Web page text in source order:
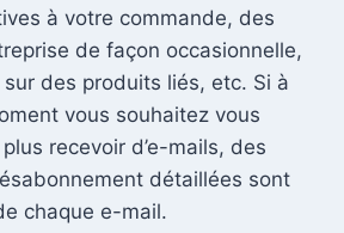
à votre commande, des
de façon occasionnelle,
des produits liés, etc. Si à
vous souhaitez vous
recevoir d’e-mails, des
détaillées sont
chaque e-mail.